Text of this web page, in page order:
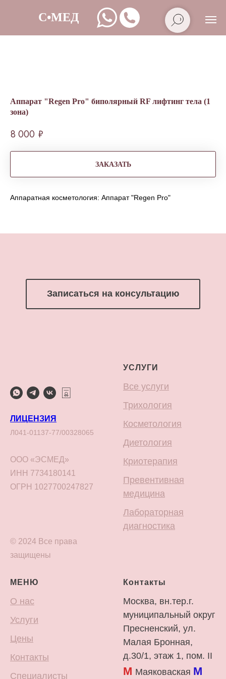
Аппарат "Regen Pro" биполярный RF лифтинг тела (1
зона)
8 000 ₽
ЗАКАЗАТЬ
Аппаратная косметология: Аппарат "Regen Pro"
Записаться на консультацию
ЛИЦЕНЗИЯ
Л041-01137-77/00328065
ООО «ЭСМЕД»
ИНН 7734180141
ОГРН 1027700247827
© 2024 Все права
защищены
УСЛУГИ
Все услуги
Трихология
Косметология
Диетология
Криотерапия
Превентивная
медицина
Лабораторная
диагностика
МЕНЮ
О нас
Услуги
Цены
Контакты
Специалисты
Контакты
Москва, вн.тер.г.
муниципальный округ
Пресненский, ул.
Малая Бронная,
д.30/1, этаж 1, пом. II
М Маяковаская М